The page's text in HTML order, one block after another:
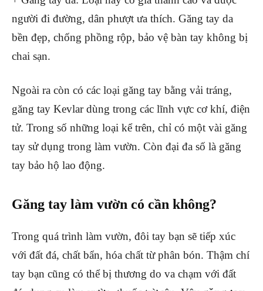
người đi đường, dân phượt ưa thích. Găng tay da
bền đẹp, chống phồng rộp, bảo vệ bàn tay không bị
chai sạn.
Ngoài ra còn có các loại găng tay bằng vải tráng,
găng tay Kevlar dùng trong các lĩnh vực cơ khí, điện
tử. Trong số những loại kể trên, chỉ có một vài găng
tay sử dụng trong làm vườn. Còn đại đa số là găng
tay bảo hộ lao động.
Găng tay làm vườn có cần không?
Trong quá trình làm vườn, đôi tay bạn sẽ tiếp xúc
với đất đá, chất bẩn, hóa chất từ phân bón. Thậm chí
tay bạn cũng có thể bị thương do va chạm với đất